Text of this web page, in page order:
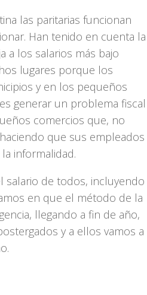
las paritarias funcionan
Han tenido en cuenta la
a los salarios más bajo
lugares porque los
y en los pequeños
generar un problema fiscal
comercios que, no
que sus empleados
informalidad.
de todos, incluyendo
en que el método de la
llegando a fin de año,
y a ellos vamos a